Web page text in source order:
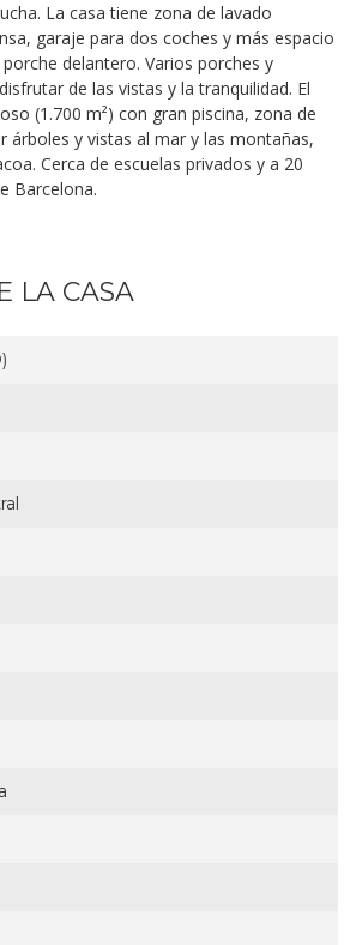
La casa tiene zona de lavado
garaje para dos coches y más espacio
delantero. Varios porches y
de las vistas y la tranquilidad. El
(1.700 m²) con gran piscina, zona de
árboles y vistas al mar y las montañas,
Cerca de escuelas privados y a 20
Barcelona.
LA CASA